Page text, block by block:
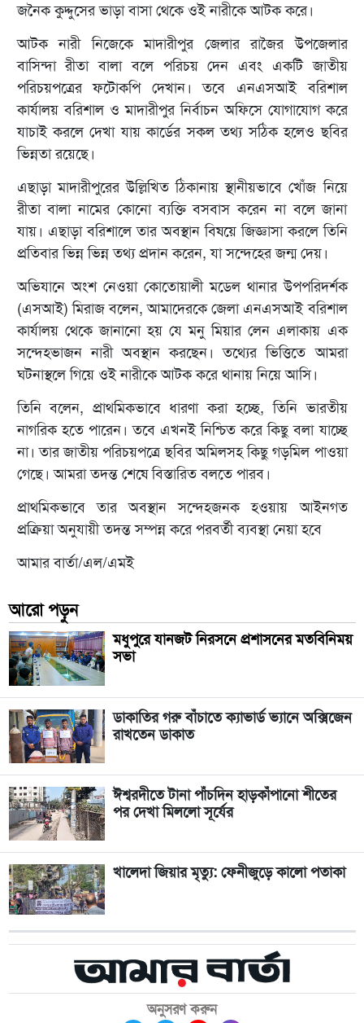
জনৈক কুদ্দুসের ভাড়া বাসা থেকে ওই নারীকে আটক করে।
আটক নারী নিজেকে মাদারীপুর জেলার রাজৈর উপজেলার
বাসিন্দা রীতা বালা বলে পরিচয় দেন এবং একটি জাতীয়
পরিচয়পত্রের ফটোকপি দেখান। তবে এনএসআই বরিশাল
কার্যালয় বরিশাল ও মাদারীপুর নির্বাচন অফিসে যোগাযোগ করে
যাচাই করলে দেখা যায় কার্ডের সকল তথ্য সঠিক হলেও ছবির
ভিন্নতা রয়েছে।
এছাড়া মাদারীপুরের উল্লিখিত ঠিকানায় স্থানীয়ভাবে খোঁজ নিয়ে
রীতা বালা নামের কোনো ব্যক্তি বসবাস করেন না বলে জানা
যায়। এছাড়া বরিশালে তার অবস্থান বিষয়ে জিজ্ঞাসা করলে তিনি
প্রতিবার ভিন্ন ভিন্ন তথ্য প্রদান করেন, যা সন্দেহের জন্ম দেয়।
অভিযানে অংশ নেওয়া কোতোয়ালী মডেল থানার উপপরিদর্শক
(এসআই) মিরাজ বলেন, আমাদেরকে জেলা এনএসআই বরিশাল
কার্যালয় থেকে জানানো হয় যে মনু মিয়ার লেন এলাকায় এক
সন্দেহভাজন নারী অবস্থান করছেন। তথ্যের ভিত্তিতে আমরা
ঘটনাস্থলে গিয়ে ওই নারীকে আটক করে থানায় নিয়ে আসি।
তিনি বলেন, প্রাথমিকভাবে ধারণা করা হচ্ছে, তিনি ভারতীয়
নাগরিক হতে পারেন। তবে এখনই নিশ্চিত করে কিছু বলা যাচ্ছে
না। তার জাতীয় পরিচয়পত্রে ছবির অমিলসহ কিছু গড়মিল পাওয়া
গেছে। আমরা তদন্ত শেষে বিস্তারিত বলতে পারব।
প্রাথমিকভাবে তার অবস্থান সন্দেহজনক হওয়ায় আইনগত
প্রক্রিয়া অনুযায়ী তদন্ত সম্পন্ন করে পরবর্তী ব্যবস্থা নেয়া হবে
আমার বার্তা/এল/এমই
আরো পড়ুন
মধুপুরে যানজট নিরসনে প্রশাসনের মতবিনিময়
সভা
ডাকাতির গরু বাঁচাতে ক্যাভার্ড ভ্যানে অক্সিজেন
রাখতেন ডাকাত
ঈশ্বরদীতে টানা পাঁচদিন হাড়কাঁপানো শীতের
পর দেখা মিললো সূর্যের
খালেদা জিয়ার মৃত্যু: ফেনীজুড়ে কালো পতাকা
অনুসরণ করুন